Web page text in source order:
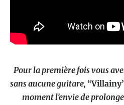
Pour la première fois vous
sans aucune guitare,
moment l’envie de